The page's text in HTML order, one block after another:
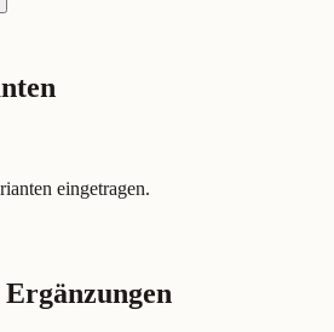
eingetragen.